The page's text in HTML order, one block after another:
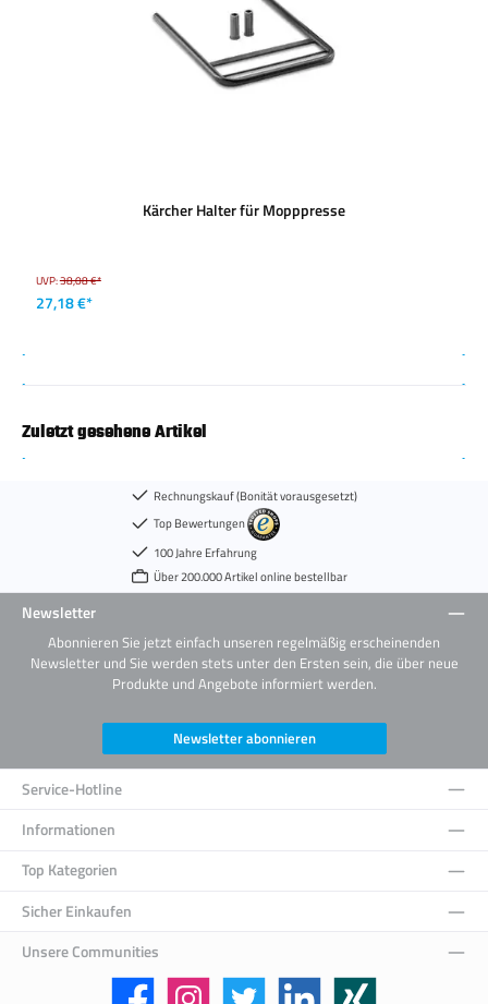
Kärcher Halter für Mopppresse
UVP:38,08 €*
27,18 €*
Zuletzt gesehene Artikel
Rechnungskauf (Bonität vorausgesetzt)
Top Bewertungen
100 Jahre Erfahrung
Über 200.000 Artikel online bestellbar
Newsletter
Abonnieren Sie jetzt einfach unseren regelmäßig erscheinenden
Newsletter und Sie werden stets unter den Ersten sein, die über neue
Produkte und Angebote informiert werden.
Newsletter abonnieren
Service-Hotline
Informationen
Top Kategorien
Sicher Einkaufen
Unsere Communities